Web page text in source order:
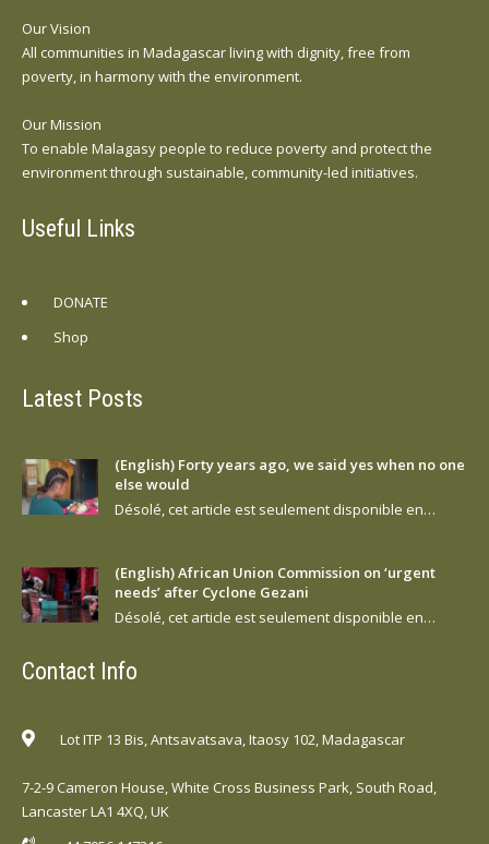
Our Vision
All communities in Madagascar living with dignity, free from
poverty, in harmony with the environment.
Our Mission
To enable Malagasy people to reduce poverty and protect the
environment through sustainable, community-led initiatives.
Useful Links
DONATE
Shop
Latest Posts
(English) Forty years ago, we said yes when no one
else would
Désolé, cet article est seulement disponible en…
(English) African Union Commission on ‘urgent
needs’ after Cyclone Gezani
Désolé, cet article est seulement disponible en…
Contact Info
Lot ITP 13 Bis, Antsavatsava, Itaosy 102, Madagascar
7-2-9 Cameron House, White Cross Business Park, South Road,
Lancaster LA1 4XQ, UK